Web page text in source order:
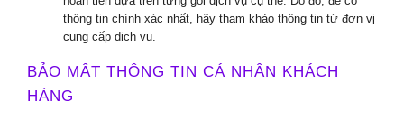
thông tin chính xác nhất, hãy tham khảo thông tin từ đơn vị
cung cấp dịch vụ.
BẢO MẬT THÔNG TIN CÁ NHÂN KHÁCH
HÀNG